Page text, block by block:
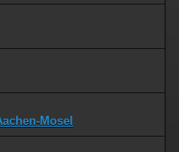
Mosel